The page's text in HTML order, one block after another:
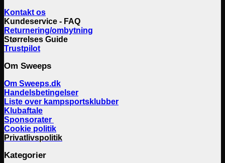
Kontakt os
Kundeservice - FAQ
Returnering/ombytning
Størrelses Guide
Trustpilot
Om Sweeps
Om Sweeps.dk
Handelsbetingelser
Liste over kampsportsklubber
Klubaftale
Sponsorater
Cookie politik
Privatlivspolitik
Kategorier